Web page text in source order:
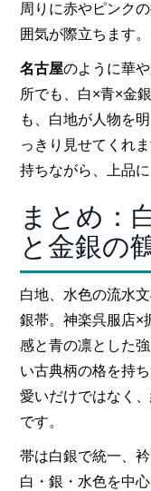
周りに赤やピンク
囲気が際立ちます。
名古屋のように華
所でも、白×青×金
も、白地が人物を
っきり見せてくれ
持ちながら、上品
まとめ：
と金銀の
白地、水色の流水
銀帯。神楽呉服店×
感と青の凛とした
い古典柄の格を持
愛いだけではなく
です。
帯は白銀で統一、
白・銀・水色を中